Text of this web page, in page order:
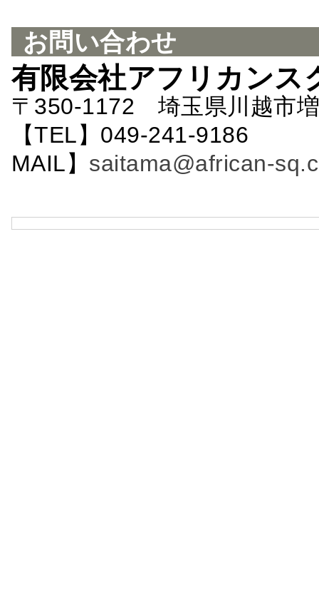
お問い合わせ
有限会社アフリカンス
〒350-1172 埼玉県川越市
【TEL】049-241-
MAIL】 saitama@african-